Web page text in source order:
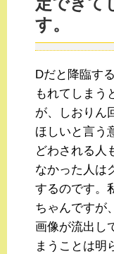
す。
Dだと降臨す
もれてしまう
が、しおりん
ほしいと言う
どわされる人
なかった人は
するのです。
ちゃんですが
画像が流出し
まうことは明